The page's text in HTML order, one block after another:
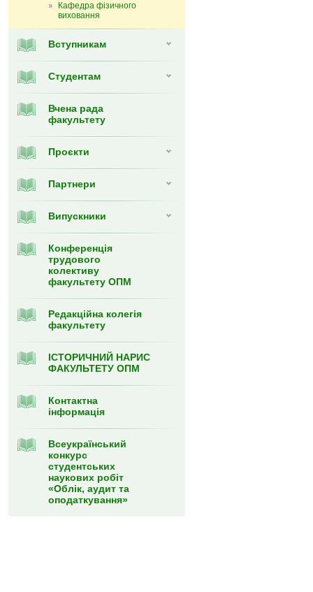
Кафедра фізичного
виховання
Вступникам
Студентам
Вчена рада
факультету
Проєкти
Партнери
Випуcкники
Конференція
трудового
колективу
факультету ОПМ
Редакційна колегія
факультету
ІСТОРИЧНИЙ НАРИС
ФАКУЛЬТЕТУ ОПМ
Контактна
інформація
Всеукраїнський
конкурс
студентських
наукових робіт
«Облік, аудит та
оподаткування»